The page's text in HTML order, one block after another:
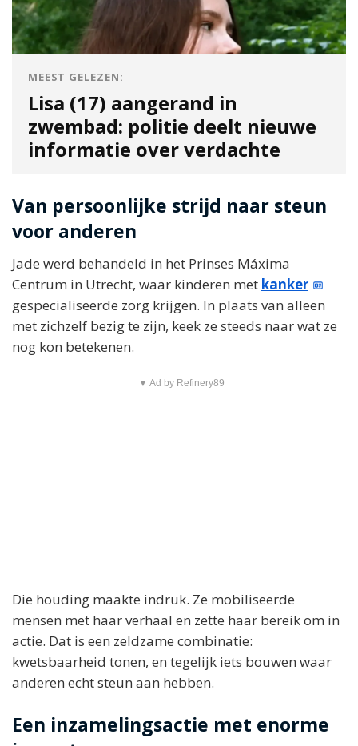
MEEST GELEZEN:
Lisa (17) aangerand in
zwembad: politie deelt nieuwe
informatie over verdachte
Van persoonlijke strijd naar steun
voor anderen
Jade werd behandeld in het Prinses Máxima
Centrum in Utrecht, waar kinderen met kanker
gespecialiseerde zorg krijgen. In plaats van alleen
met zichzelf bezig te zijn, keek ze steeds naar wat ze
nog kon betekenen.
▼ Ad by Refinery89
Die houding maakte indruk. Ze mobiliseerde
mensen met haar verhaal en zette haar bereik om in
actie. Dat is een zeldzame combinatie:
kwetsbaarheid tonen, en tegelijk iets bouwen waar
anderen echt steun aan hebben.
Een inzamelingsactie met enorme